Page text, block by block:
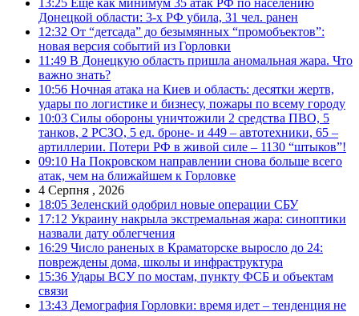
Донецкой области: 3-х РФ убила, 31 чел. ранен
12:32 От “детсада” до безымянных “промобъектов”:
новая версия событий из Горловки
11:49 В Донецкую область пришла аномальная жара. Что
важно знать?
10:56 Ночная атака на Киев и область: десятки жертв,
удары по логистике и бизнесу, пожары по всему городу
10:03 Силы обороны уничтожили 2 средства ПВО, 5
танков, 2 РСЗО, 5 ед. броне- и 449 – автотехники, 65 –
артиллерии. Потери РФ в живой силе – 1130 “штыков”!
09:10 На Покровском направлении снова больше всего
атак, чем на ближайшем к Горловке
4 Серпня , 2026
18:05 Зеленский одобрил новые операции СБУ
17:12 Украину накрыла экстремальная жара: синоптики
назвали дату облегчения
16:29 Число раненых в Краматорске выросло до 24:
повреждены дома, школы и инфраструктура
15:36 Удары ВСУ по мостам, пункту ФСБ и объектам
связи
13:43 Демография Горловки: время идет – тенденция не